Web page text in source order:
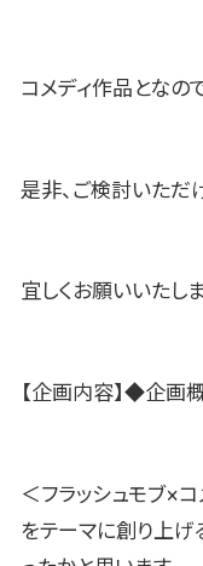
コメディ作品となの
是非、ご検討いただ
宜しくお願いいたしま
【企画内容】◆企画
＜フラッシュモブ×
をテーマに創り上